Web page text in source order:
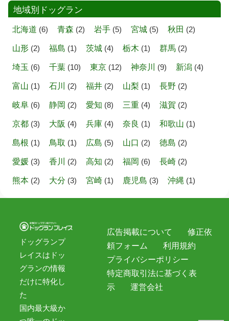
地域別ドッグラン
北海道 (6) 青森 (2) 岩手 (5) 宮城 (5) 秋田 (2)
山形 (2) 福島 (1) 茨城 (4) 栃木 (1) 群馬 (2)
埼玉 (6) 千葉 (10) 東京 (12) 神奈川 (9) 新潟 (4)
富山 (1) 石川 (2) 福井 (2) 山梨 (1) 長野 (2)
岐阜 (6) 静岡 (2) 愛知 (8) 三重 (4) 滋賀 (2)
京都 (3) 大阪 (4) 兵庫 (4) 奈良 (1) 和歌山 (1)
島根 (1) 鳥取 (1) 広島 (5) 山口 (2) 徳島 (2)
愛媛 (3) 香川 (2) 高知 (2) 福岡 (6) 長崎 (2)
熊本 (2) 大分 (3) 宮崎 (1) 鹿児島 (3) 沖縄 (1)
ドッグランプ
レイスはドッ
グランの情報
だけに特化し
た
国内最大級か
広告掲載について
修正依
頼フォーム
利用規約
プライバシーポリシー
特定商取引法に基づく表
示
運営会社